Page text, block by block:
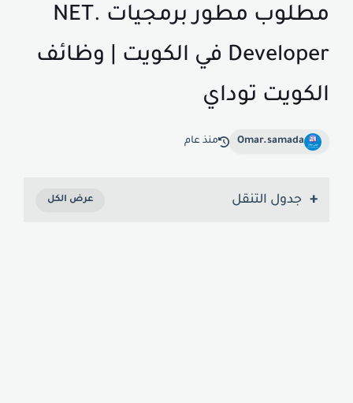
مطلوب مطور برمجيات .NET
Developer في الكويت | وظائف
الكويت توداي
Omar.samada منذ عام
جدول التنقل